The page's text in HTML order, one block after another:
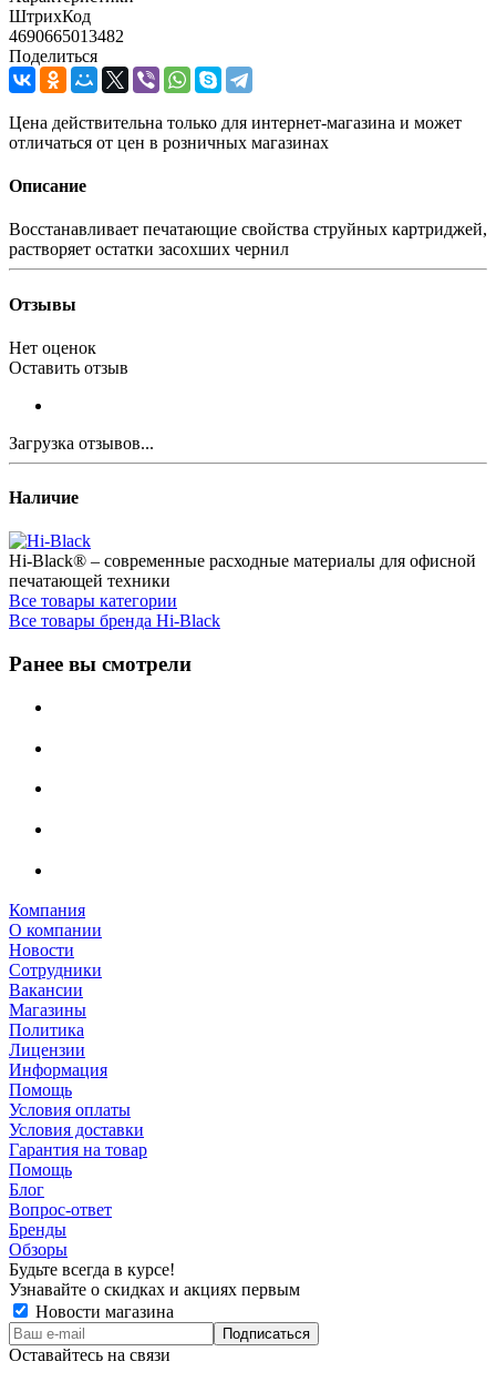
ШтрихКод
4690665013482
Поделиться
Цена действительна только для интернет-магазина и может
отличаться от цен в розничных магазинах
Описание
Восстанавливает печатающие свойства струйных картриджей,
растворяет остатки засохших чернил
Отзывы
Нет оценок
Оставить отзыв
Загрузка отзывов...
Наличие
Hi-Black® – современные расходные материалы для офисной
печатающей техники
Все товары категории
Все товары бренда Hi-Black
Ранее вы смотрели
Компания
О компании
Новости
Сотрудники
Вакансии
Магазины
Политика
Лицензии
Информация
Помощь
Условия оплаты
Условия доставки
Гарантия на товар
Помощь
Блог
Вопрос-ответ
Бренды
Обзоры
Будьте всегда в курсе!
Узнавайте о скидках и акциях первым
Новости магазина
Оставайтесь на связи